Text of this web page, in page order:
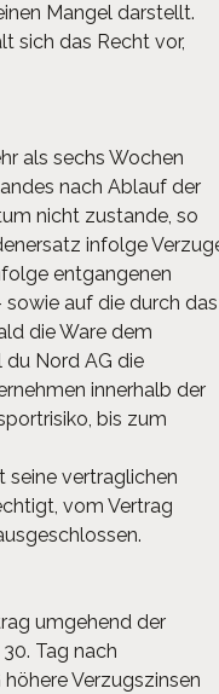
Mangel darstellt.
sich das Recht vor,
als sechs Wochen
nach Ablauf der
nicht zustande, so
infolge
entgangenen
auf die durch das
die Ware dem
du Nord AG die
innerhalb der
bis zum
seine vertraglichen
vom Vertrag
umgehend der
Tag nach
Verzugszinsen